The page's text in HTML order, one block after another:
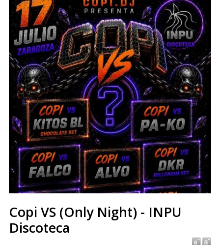
Copi VS (Only Night) - INPU
Discoteca